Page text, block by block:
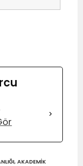
, AKADEMIK